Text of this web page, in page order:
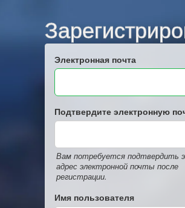
Электронная почта
Подтвердите электронную
Вам потребуется подтвердить
адрес электронной почты после
регистрации.
Имя пользователя